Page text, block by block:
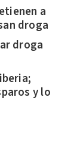
a
droga
droga
y lo